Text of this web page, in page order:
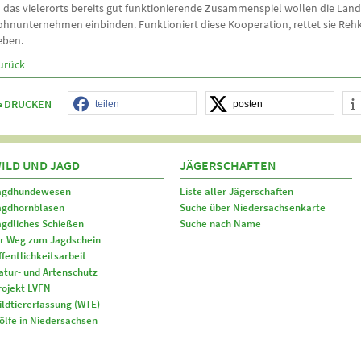
das vielerorts bereits gut funktionierende Zusammenspiel wollen die
einbinden. Funktioniert diese Kooperation, rettet sie
DRUCKEN teilen posten
UND JAGD
Schießen
Weg zum Jagdschein
und Artenschutz
LVFN
(WTE)
in Niedersachsen
JÄGERSCHAFTEN
Liste aller Jägerschaften
Suche über Niedersachsenkarte
Suche nach Name